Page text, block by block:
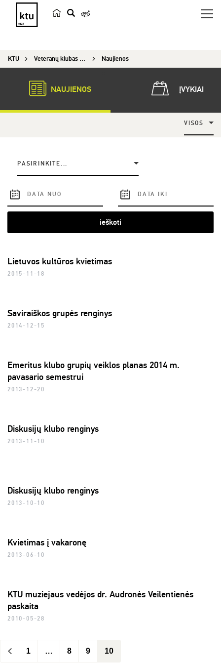
e
k
KTU Veteranų klubas „Emeritus“ Naujienos
NAUJIENOS ĮVYKIAI
VISOS
PASIRINKITE...
ieškoti
Lietuvos kultūros kvietimas
2015-11-18
Saviraiškos grupės renginys
2014-12-15
Emeritus klubo grupių veiklos planas 2014 m.
pavasario semestrui
2013-12-20
Diskusijų klubo renginys
2013-11-10
Diskusijų klubo renginys
2013-10-10
Kvietimas į vakaronę
2013-06-10
KTU muziejaus vedėjos dr. Audronės Veilentienės
paskaita
2010-05-28
< 1 … 8 9 10